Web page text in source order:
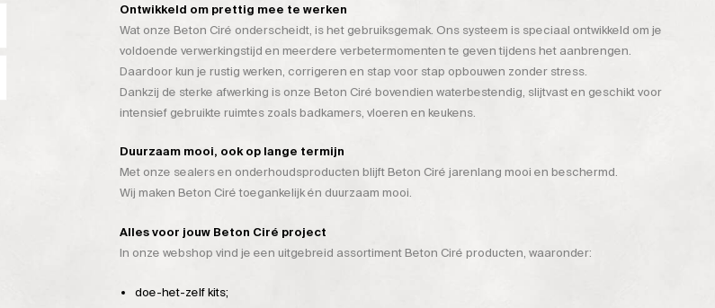
Ontwikkeld om prettig mee te werken
Wat onze Beton Ciré onderscheidt, is het gebruiksgemak. Ons systeem is speciaal ontwikkeld om je
voldoende verwerkingstijd en meerdere verbetermomenten te geven tijdens het aanbrengen.
Daardoor kun je rustig werken, corrigeren en stap voor stap opbouwen zonder stress.
Dankzij de sterke afwerking is onze Beton Ciré bovendien waterbestendig, slijtvast en geschikt voor
intensief gebruikte ruimtes zoals badkamers, vloeren en keukens.
Duurzaam mooi, ook op lange termijn
Met onze sealers en onderhoudsproducten blijft Beton Ciré jarenlang mooi en beschermd.
Wij maken Beton Ciré toegankelijk én duurzaam mooi.
Alles voor jouw Beton Ciré project
In onze webshop vind je een uitgebreid assortiment Beton Ciré producten, waaronder:
doe-het-zelf kits;